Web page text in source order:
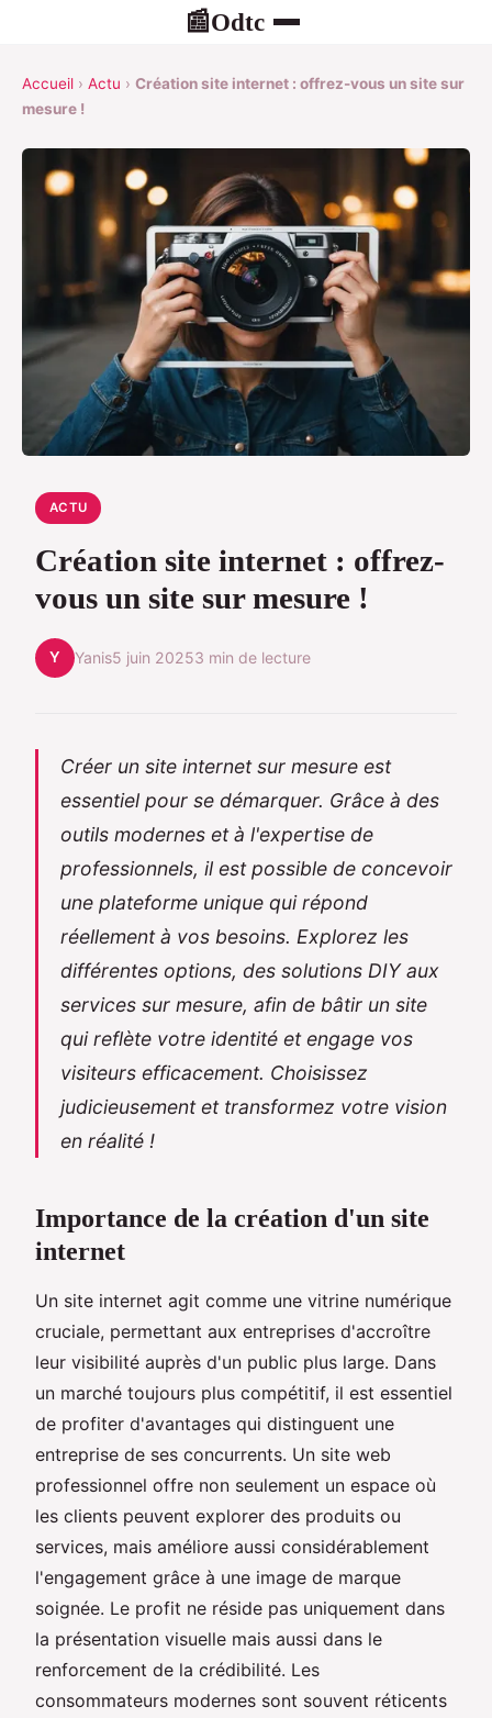
📰Odtc
Accueil › Actu › Création site internet : offrez-vous un site sur
mesure !
ACTU
Création site internet : offrez-
vous un site sur mesure !
Y Yanis5 juin 20253 min de lecture
Créer un site internet sur mesure est
essentiel pour se démarquer. Grâce à des
outils modernes et à l'expertise de
professionnels, il est possible de concevoir
une plateforme unique qui répond
réellement à vos besoins. Explorez les
différentes options, des solutions DIY aux
services sur mesure, afin de bâtir un site
qui reflète votre identité et engage vos
visiteurs efficacement. Choisissez
judicieusement et transformez votre vision
en réalité !
Importance de la création d'un site
internet
Un site internet agit comme une vitrine numérique
cruciale, permettant aux entreprises d'accroître
leur visibilité auprès d'un public plus large. Dans
un marché toujours plus compétitif, il est essentiel
de profiter d'avantages qui distinguent une
entreprise de ses concurrents. Un site web
professionnel offre non seulement un espace où
les clients peuvent explorer des produits ou
services, mais améliore aussi considérablement
l'engagement grâce à une image de marque
soignée. Le profit ne réside pas uniquement dans
la présentation visuelle mais aussi dans le
renforcement de la crédibilité. Les
consommateurs modernes sont souvent réticents